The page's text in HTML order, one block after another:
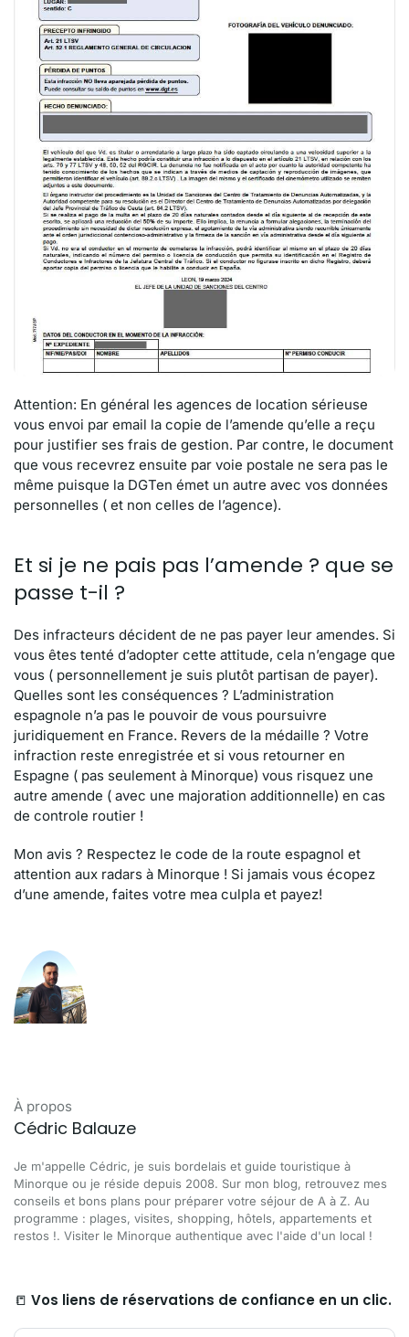
Attention: En général les agences de location sérieuse
vous envoi par email la copie de l’amende qu’elle a reçu
pour justifier ses frais de gestion. Par contre, le document
que vous recevrez ensuite par voie postale ne sera pas le
même puisque la DGTen émet un autre avec vos données
personnelles ( et non celles de l’agence).
Et si je ne pais pas l’amende ? que se
passe t-il ?
Des infracteurs décident de ne pas payer leur amendes. Si
vous êtes tenté d’adopter cette attitude, cela n’engage que
vous ( personnellement je suis plutôt partisan de payer).
Quelles sont les conséquences ? L’administration
espagnole n’a pas le pouvoir de vous poursuivre
juridiquement en France. Revers de la médaille ? Votre
infraction reste enregistrée et si vous retourner en
Espagne ( pas seulement à Minorque) vous risquez une
autre amende ( avec une majoration additionnelle) en cas
de controle routier !
Mon avis ? Respectez le code de la route espagnol et
attention aux radars à Minorque ! Si jamais vous écopez
d’une amende, faites votre mea culpla et payez!
À propos
Cédric Balauze
Je m'appelle Cédric, je suis bordelais et guide touristique à
Minorque ou je réside depuis 2008. Sur mon blog, retrouvez mes
conseils et bons plans pour préparer votre séjour de A à Z. Au
programme : plages, visites, shopping, hôtels, appartements et
restos !. Visiter le Minorque authentique avec l'aide d'un local !
📒 Vos liens de réservations de confiance en un clic.